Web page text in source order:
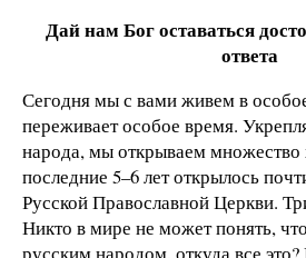
Дай нам Бог оставаться
ответа
Сегодня мы с вами живем в
переживает особое время.
народа, мы открываем множество
последние 5–6 лет открылось
Русской Православной Церкви.
Никто в мире не может понять,